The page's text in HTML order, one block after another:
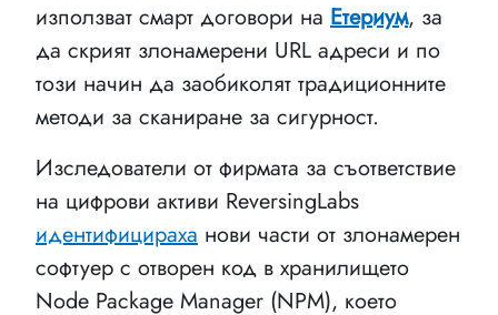
използват смарт договори на Етериум, за
да скрият злонамерени URL адреси и по
този начин да заобиколят традиционните
методи за сканиране за сигурност.
Изследователи от фирмата за съответствие
на цифрови активи ReversingLabs
идентифицираха нови части от злонамерен
софтуер с отворен код в хранилището
Node Package Manager (NPM), което